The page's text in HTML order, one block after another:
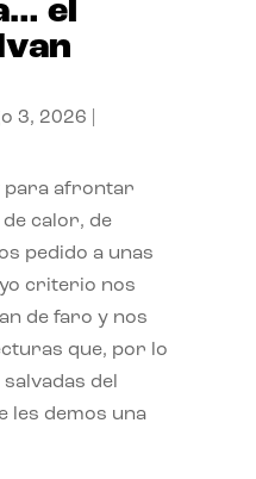
el
3, 2026
para afrontar
calor, de
pedido a unas
criterio nos
de faro y nos
que, por lo
del
les demos una